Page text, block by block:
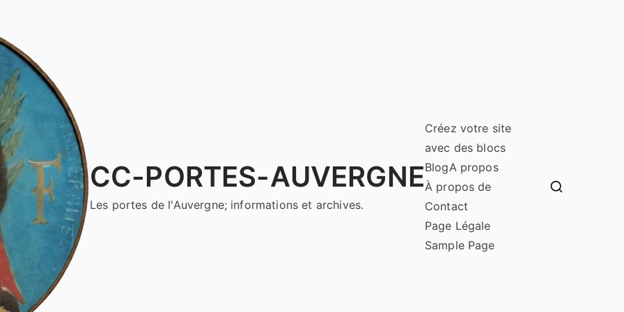
CC-PORTES-AUVERGNE
Les portes de l'Auvergne; informations et archives.
Créez votre site
avec des blocs
BlogA propos
À propos de
Contact
Page Légale
Sample Page